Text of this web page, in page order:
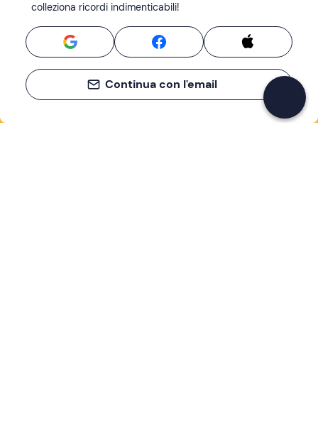
Se non sai mai cosa fare, sai cosa fare
colleziona ricordi indimenticabili!
Continua con l'email